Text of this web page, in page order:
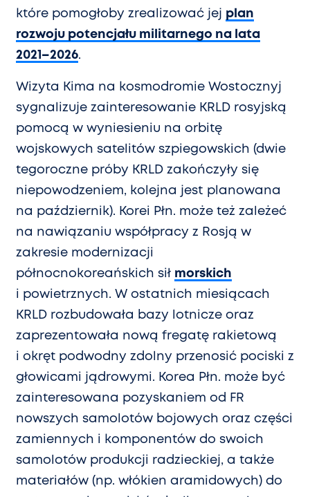
które pomogłoby zrealizować jej plan
rozwoju potencjału militarnego na lata
2021–2026.
Wizyta Kima na kosmodromie Wostocznyj
sygnalizuje zainteresowanie KRLD rosyjską
pomocą w wyniesieniu na orbitę
wojskowych satelitów szpiegowskich (dwie
tegoroczne próby KRLD zakończyły się
niepowodzeniem, kolejna jest planowana
na październik). Korei Płn. może też zależeć
na nawiązaniu współpracy z Rosją w
zakresie modernizacji
północnokoreańskich sił morskich
i powietrznych. W ostatnich miesiącach
KRLD rozbudowała bazy lotnicze oraz
zaprezentowała nową fregatę rakietową
i okręt podwodny zdolny przenosić pociski z
głowicami jądrowymi. Korea Płn. może być
zainteresowana pozyskaniem od FR
nowszych samolotów bojowych oraz części
zamiennych i komponentów do swoich
samolotów produkcji radzieckiej, a także
materiałów (np. włókien aramidowych) do